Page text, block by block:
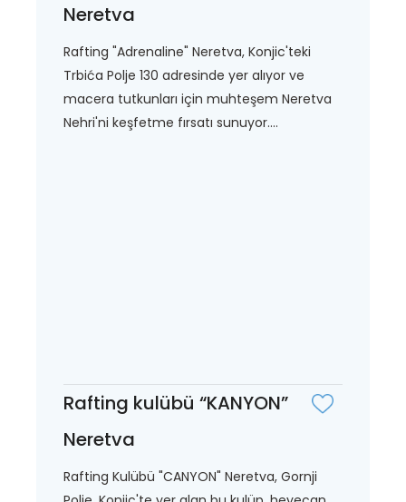
Neretva
Rafting "Adrenaline" Neretva, Konjic'teki
Trbića Polje 130 adresinde yer alıyor ve
macera tutkunları için muhteşem Neretva
Nehri'ni keşfetme fırsatı sunuyor....
Rafting kulübü “KANYON”
Neretva
Rafting Kulübü "CANYON" Neretva, Gornji